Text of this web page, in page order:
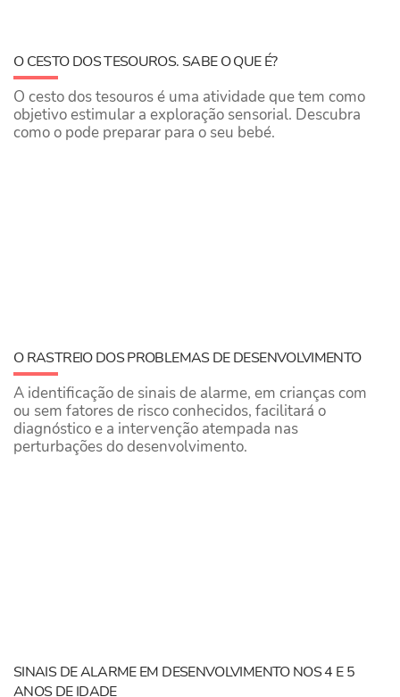
O CESTO DOS TESOUROS. SABE O QUE É?
O cesto dos tesouros é uma atividade que tem como
objetivo estimular a exploração sensorial. Descubra
como o pode preparar para o seu bebé.
O RASTREIO DOS PROBLEMAS DE DESENVOLVIMENTO
A identificação de sinais de alarme, em crianças com
ou sem fatores de risco conhecidos, facilitará o
diagnóstico e a intervenção atempada nas
perturbações do desenvolvimento.
SINAIS DE ALARME EM DESENVOLVIMENTO NOS 4 E 5
ANOS DE IDADE